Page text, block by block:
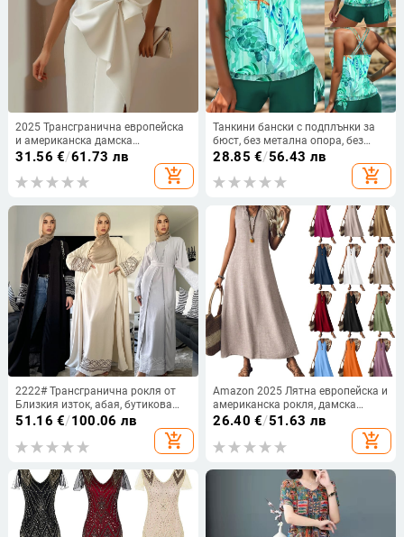
2025 Трансгранична европейска
и американска дамска
независима рокля с панделка,
декоративна рокля, рокля, къса
пола, жилетки
31.56 €/61.73 лв
add_shopping_cart
Танкини бански с подплънки за
бюст, без метална опора, без
ръкави, полиестерна материя,
подплата полиестер, тясна
кройка
28.85 €/56.43 лв
add_shopping_cart
2222# Трансгранична рокля от
Близкия изток, абая, бутикова
бродерия, модна рокля с
пискюли, жилетка, мюсюлманска
рокля
51.16 €/100.06 лв
add_shopping_cart
Amazon 2025 Лятна европейска и
американска рокля, дамска
рокля без ръкави, V-образно
деколте, цип на гърба, елегантна
дълга пола от едно парче
26.40 €/51.63 лв
add_shopping_cart